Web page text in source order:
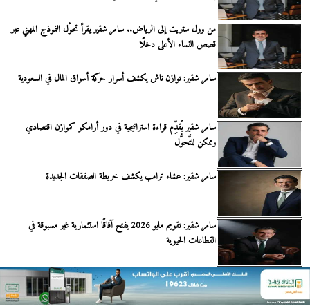
من وول ستريت إلى الرياض.. سامر شقير يقرأ تحوُّل النموذج المهني عبر
قصص النساء الأعلى دخلًا
سامر شقير: توازن ناش يكشف أسرار حركة أسواق المال في السعودية
سامر شقير يُقدِّم قراءة استراتيجية في دور أرامكو كموازن اقتصادي
وممكن للتَّحوُّل
سامر شقير: عشاء ترامب يكشف خريطة الصفقات الجديدة
سامر شقير: تقويم مايو 2026 يفتح آفاقًا استثمارية غير مسبوقة في
القطاعات الحيوية